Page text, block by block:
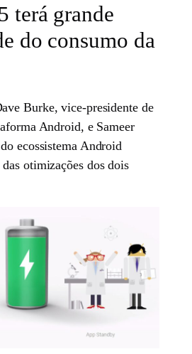
terá grande
do consumo da
Burke, vice-presidente de
Android, e Sameer
ecossistema Android
otimizações dos dois